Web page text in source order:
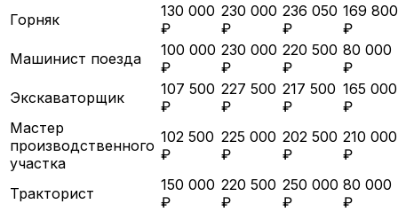
Горняк
130 000
₽
230 000
₽
236 050
₽
169 800
₽
Машинист поезда
100 000
₽
230 000
₽
220 500
₽
80 000
₽
Экскаваторщик
107 500
₽
227 500
₽
217 500
₽
165 000
₽
Мастер
производственного
участка
102 500
₽
225 000
₽
202 500
₽
210 000
₽
Тракторист
150 000
₽
220 500
₽
250 000
₽
80 000
₽